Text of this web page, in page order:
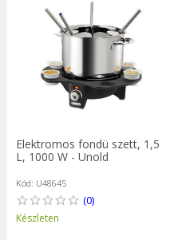
Elektromos fondü szett, 1,5
L, 1000 W - Unold
Kód: U48645
(0)
Készleten